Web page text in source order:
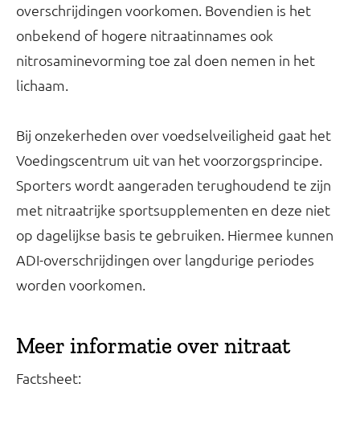
overschrijdingen voorkomen. Bovendien is het
onbekend of hogere nitraatinnames ook
nitrosaminevorming toe zal doen nemen in het
lichaam.
Bij onzekerheden over voedselveiligheid gaat het
Voedingscentrum uit van het voorzorgsprincipe.
Sporters wordt aangeraden terughoudend te zijn
met nitraatrijke sportsupplementen en deze niet
op dagelijkse basis te gebruiken. Hiermee kunnen
ADI-overschrijdingen over langdurige periodes
worden voorkomen.
Meer informatie over nitraat
Factsheet: